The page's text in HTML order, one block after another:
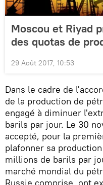
Moscou et Riyad
des quotas de
29 Août 2017, 10:53
Dans le cadre de
de la production de
engagé à diminuer
barils par jour. Le 30
accepté, pour la
plafonner sa
millions de barils par
marché mondial du
Russie comprise, ont